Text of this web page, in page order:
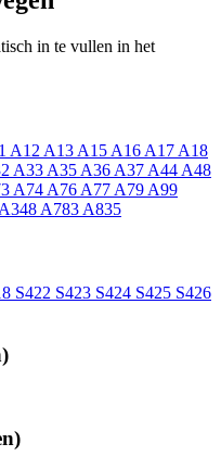
in te vullen in het
A12 A13 A15 A16 A17 A18
A33 A35 A36 A37 A44 A48
A74 A76 A77 A79 A99
A348 A783 A835
S422 S423 S424 S425 S426